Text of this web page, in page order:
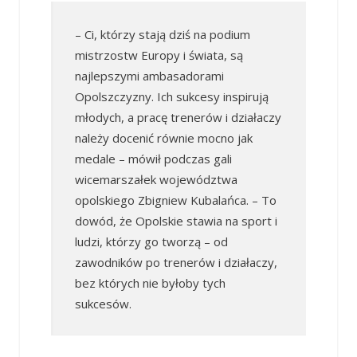
– Ci, którzy stają dziś na podium
mistrzostw Europy i świata, są
najlepszymi ambasadorami
Opolszczyzny. Ich sukcesy inspirują
młodych, a pracę trenerów i działaczy
należy docenić równie mocno jak
medale – mówił podczas gali
wicemarszałek województwa
opolskiego Zbigniew Kubalańca. – To
dowód, że Opolskie stawia na sport i
ludzi, którzy go tworzą – od
zawodników po trenerów i działaczy,
bez których nie byłoby tych
sukcesów.